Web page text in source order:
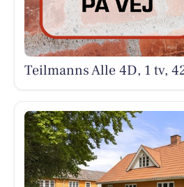
Teilmanns Alle 4D, 1 tv,